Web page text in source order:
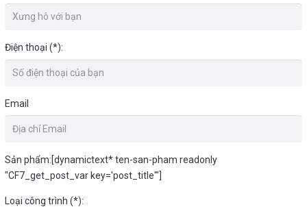
Điện thoại (*):
Email
Sản phẩm:[dynamictext* ten-san-pham readonly
"CF7_get_post_var key='post_title'"]
Loại công trình (*):